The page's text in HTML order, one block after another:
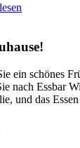
ein schönes
nach Essbar
und das